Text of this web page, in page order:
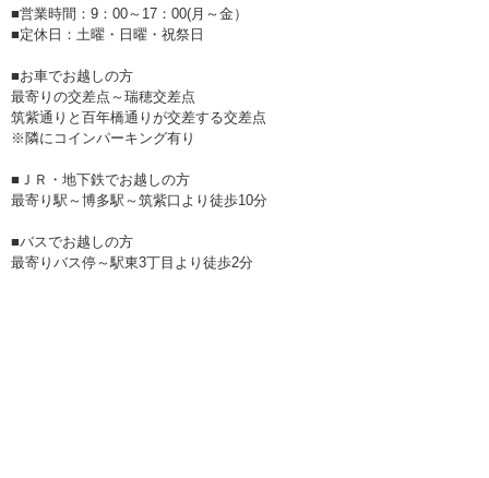
■営業時間：9：00～17：00(月～金）
■定休日：土曜・日曜・祝祭日
■お車でお越しの方
最寄りの交差点～瑞穂交差点
筑紫通りと百年橋通りが交差する交差点
※隣にコインパーキング有り
■ＪＲ・地下鉄でお越しの方
最寄り駅～博多駅～筑紫口より徒歩10分
■バスでお越しの方
最寄りバス停～駅東3丁目より徒歩2分